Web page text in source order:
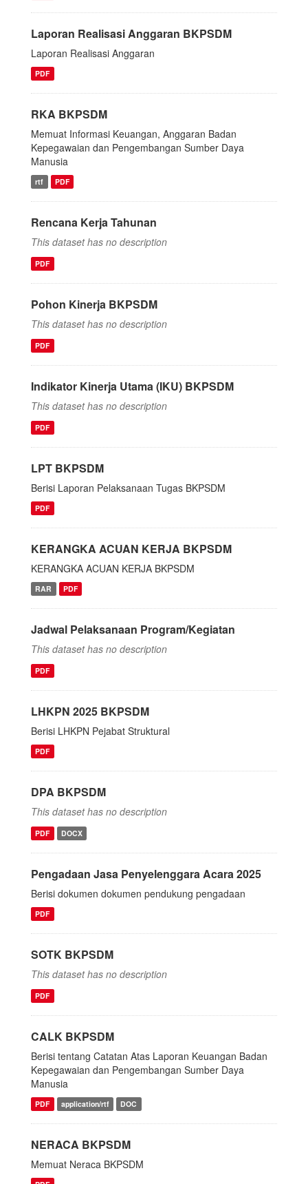
Laporan Realisasi Anggaran BKPSDM
Laporan Realisasi Anggaran
PDF
RKA BKPSDM
Memuat Informasi Keuangan, Anggaran Badan
Kepegawaian dan Pengembangan Sumber Daya
Manusia
rtf PDF
Rencana Kerja Tahunan
This dataset has no description
PDF
Pohon Kinerja BKPSDM
This dataset has no description
PDF
Indikator Kinerja Utama (IKU) BKPSDM
This dataset has no description
PDF
LPT BKPSDM
Berisi Laporan Pelaksanaan Tugas BKPSDM
PDF
KERANGKA ACUAN KERJA BKPSDM
KERANGKA ACUAN KERJA BKPSDM
RAR PDF
Jadwal Pelaksanaan Program/Kegiatan
This dataset has no description
PDF
LHKPN 2025 BKPSDM
Berisi LHKPN Pejabat Struktural
PDF
DPA BKPSDM
This dataset has no description
PDF DOCX
Pengadaan Jasa Penyelenggara Acara 2025
Berisi dokumen dokumen pendukung pengadaan
PDF
SOTK BKPSDM
This dataset has no description
PDF
CALK BKPSDM
Berisi tentang Catatan Atas Laporan Keuangan Badan
Kepegawaian dan Pengembangan Sumber Daya
Manusia
PDF application/rtf DOC
NERACA BKPSDM
Memuat Neraca BKPSDM